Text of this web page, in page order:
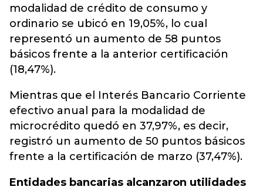
modalidad de crédito de consumo y
ordinario se ubicó en 19,05%, lo cual
representó un aumento de 58 puntos
básicos frente a la anterior certificación
(18,47%).
Mientras que el Interés Bancario Corriente
efectivo anual para la modalidad de
microcrédito quedó en 37,97%, es decir,
registró un aumento de 50 puntos básicos
frente a la certificación de marzo (37,47%).
Entidades bancarias alcanzaron utilidades